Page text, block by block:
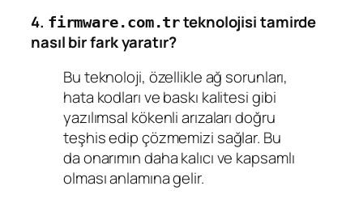
4. firmware.com.trteknolojisi tamirde
nasıl bir fark yaratır?
Bu teknoloji, özellikle ağ sorunları,
hata kodları ve baskı kalitesi gibi
yazılımsal kökenli arızaları doğru
teşhis edip çözmemizi sağlar. Bu
da onarımın daha kalıcı ve kapsamlı
olması anlamına gelir.